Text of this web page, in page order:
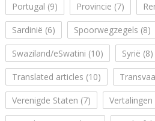
Portugal (9) Provincie (7)
Sardinië (6) Spoorwegzegels (8)
Swaziland/eSwatini (10) Syrië (8)
Translated articles (10)
Verenigde Staten (7) Vertalingen